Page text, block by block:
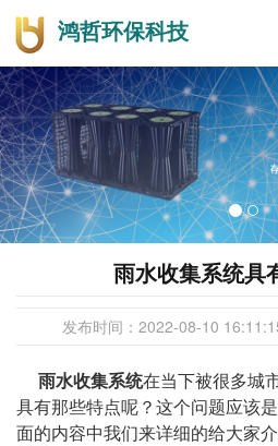
鸿哲环保科技
雨水收集系统具
发布时间： 2022-08-10
雨水收集系统在当下被很多城
具有那些特点呢？这个问题应该
面的内容中我们来详细的给大家